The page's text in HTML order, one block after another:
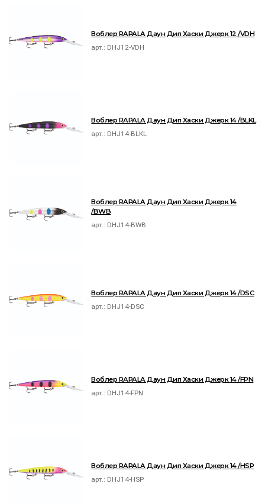
Воблер RAPALA Даун Дип Хаски Джерк 12 /VDH
арт.: DHJ12-VDH
Воблер RAPALA Даун Дип Хаски Джерк 14 /BLKL
арт.: DHJ14-BLKL
Воблер RAPALA Даун Дип Хаски Джерк 14
/BWB
арт.: DHJ14-BWB
Воблер RAPALA Даун Дип Хаски Джерк 14 /DSC
арт.: DHJ14-DSC
Воблер RAPALA Даун Дип Хаски Джерк 14 /FPN
арт.: DHJ14-FPN
Воблер RAPALA Даун Дип Хаски Джерк 14 /HSP
арт.: DHJ14-HSP